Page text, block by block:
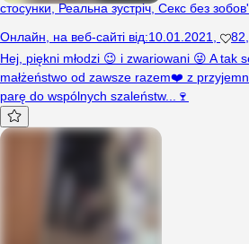
стосунки,Реальна зустріч, Секс без
Онлайн, на веб-сайті від:10.01.2021, 82,
Hej, piękni młodzi 😉 i zwariowani 😜 A tak
małżeństwo od zawsze razem❤️ z
parę do wspólnych szaleństw...🍷